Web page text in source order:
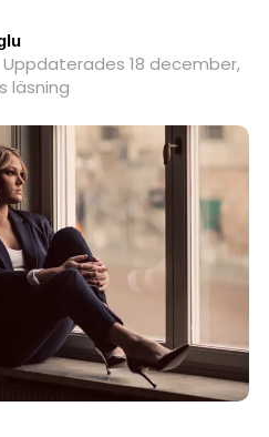
Uppdaterades 18 december,
läsning